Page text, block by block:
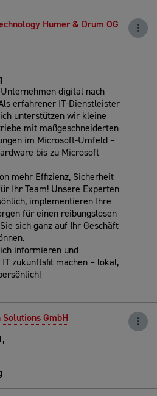
Humer & Drum OG
digital nach
erfahrener IT-Dienstleister
unterstützen wir kleine
mit maßgeschneiderten
im Microsoft-Umfeld –
bis zu Microsoft
mehr Effizienz, Sicherheit
Ihr Team! Unsere Experten
implementieren Ihre
für einen reibungslosen
sich ganz auf Ihr Geschäft
informieren und
zukunftsfit machen – lokal,
GmbH